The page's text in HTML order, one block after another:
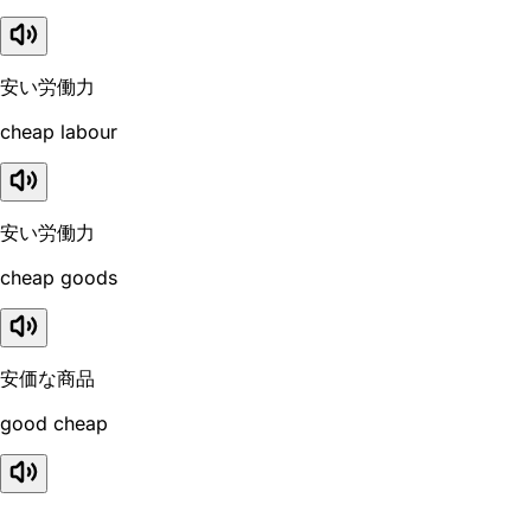
安い労働力
cheap labour
安い労働力
cheap goods
安価な商品
good cheap